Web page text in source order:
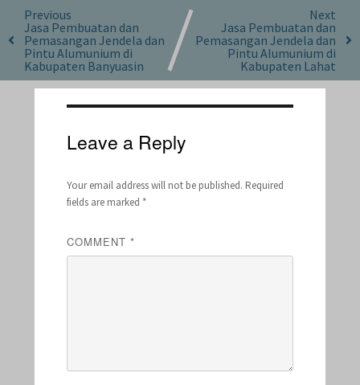
Previous
Jasa Pembuatan dan
Pemasangan Jendela dan
Pintu Alumunium di
Kabupaten Banyuasin
Next
Jasa Pembuatan dan
Pemasangan Jendela dan
Pintu Alumunium di
Kabupaten Lahat
Leave a Reply
Your email address will not be published. Required
fields are marked *
COMMENT *